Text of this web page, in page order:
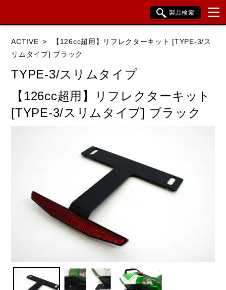
製品検索
車種検索
HONDA YAMAHA SUZUKI
KAWASAKI BMW DUCATI
閉じる
ACTIVE
【126cc超用】リフレクターキット [TYPE-3/ス
リムタイプ] ブラック
TYPE-3/スリムタイプ
【126cc超用】リフレクターキット
[TYPE-3/スリムタイプ] ブラック